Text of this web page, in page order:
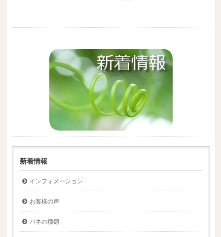
新着情報
インフォメーション
お客様の声
バネの種類